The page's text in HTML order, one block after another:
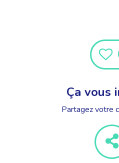
Ça vous
Partagez votre